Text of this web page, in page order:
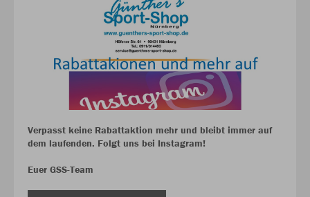
Verpasst keine Rabattaktion mehr und bleibt immer auf
dem laufenden. Folgt uns bei Instagram!
Euer GSS-Team